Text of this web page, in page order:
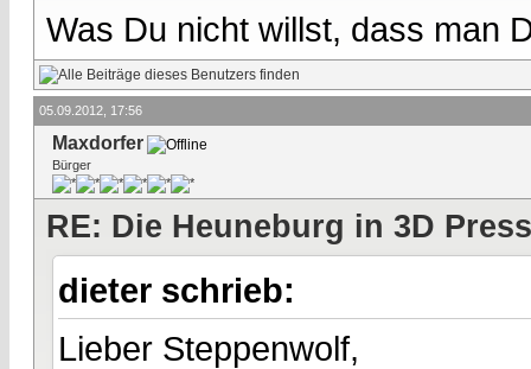
Was Du nicht willst, dass man
05.09.2012, 17:56
Maxdorfer
Bürger
RE: Die Heuneburg in 3D
dieter schrieb:
Lieber Steppenwolf,